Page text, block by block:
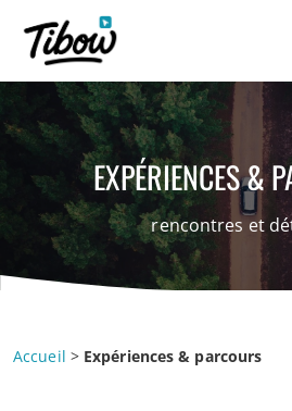
EXPÉRIENCES &
rencontres et
Accueil > Expériences & parcours